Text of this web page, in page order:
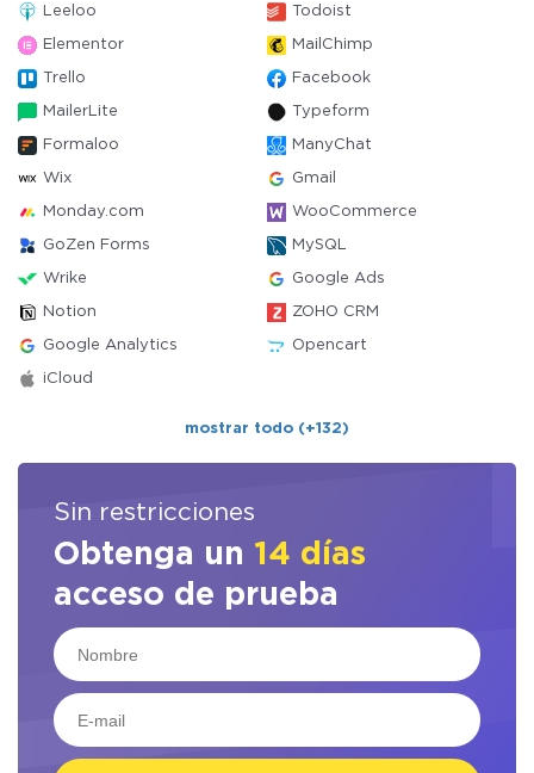
Leeloo Todoist
Elementor MailChimp
Trello Facebook
MailerLite Typeform
Formaloo ManyChat
Wix Gmail
Monday.com WooCommerce
GoZen Forms MySQL
Wrike Google Ads
Notion ZOHO CRM
Google Analytics Opencart
iCloud
mostrar todo (+132)
Sin restricciones
Obtenga un 14 días
acceso de prueba